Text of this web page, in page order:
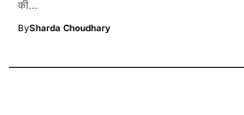
की…
BySharda Choudhary